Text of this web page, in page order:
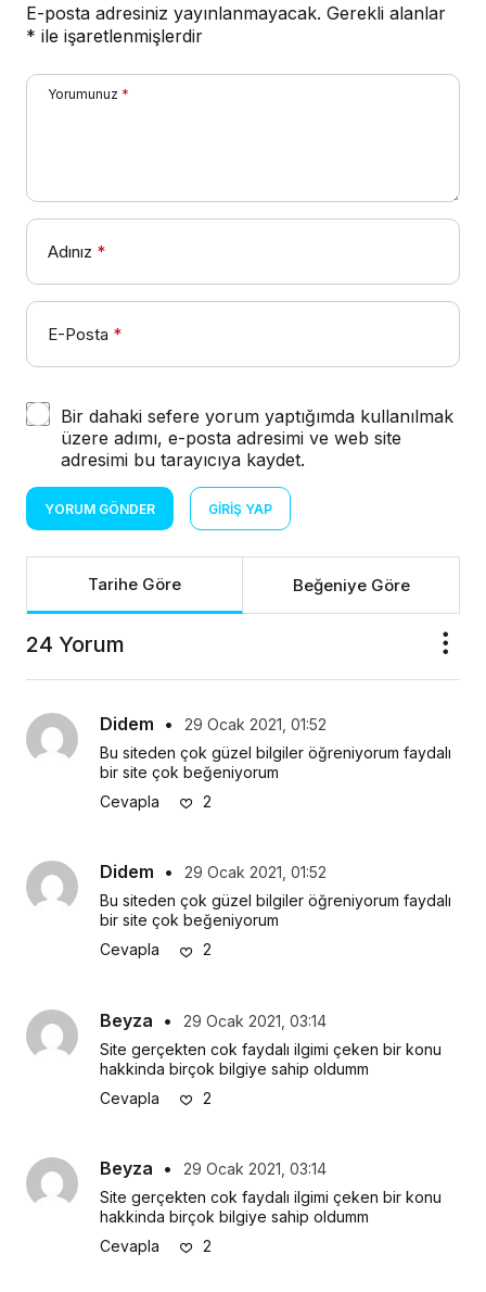
E-posta adresiniz yayınlanmayacak. Gerekli alanlar
* ile işaretlenmişlerdir
Yorumunuz *
Adınız *
E-Posta *
Bir dahaki sefere yorum yaptığımda kullanılmak
üzere adımı, e-posta adresimi ve web site
adresimi bu tarayıcıya kaydet.
YORUM GÖNDER GIRIŞ YAP
Tarihe Göre Beğeniye Göre
24 Yorum
Didem •
29 Ocak 2021, 01:52
Bu siteden çok güzel bilgiler öğreniyorum faydalı
bir site çok beğeniyorum
Cevapla
2
Didem •
29 Ocak 2021, 01:52
Bu siteden çok güzel bilgiler öğreniyorum faydalı
bir site çok beğeniyorum
Cevapla
2
Beyza •
29 Ocak 2021, 03:14
Site gerçekten cok faydalı ilgimi çeken bir konu
hakkinda birçok bilgiye sahip oldumm
Cevapla
2
Beyza •
29 Ocak 2021, 03:14
Site gerçekten cok faydalı ilgimi çeken bir konu
hakkinda birçok bilgiye sahip oldumm
Cevapla
2